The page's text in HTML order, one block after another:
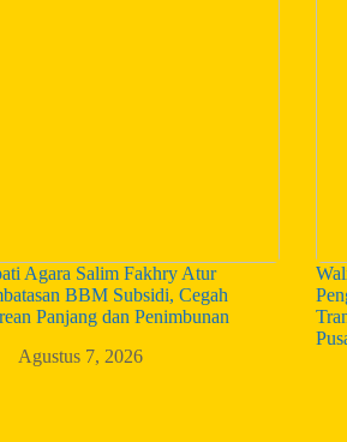
Agara Salim Fakhry Atur
BBM Subsidi, Cegah
Panjang dan Penimbunan
Agustus 7, 2026